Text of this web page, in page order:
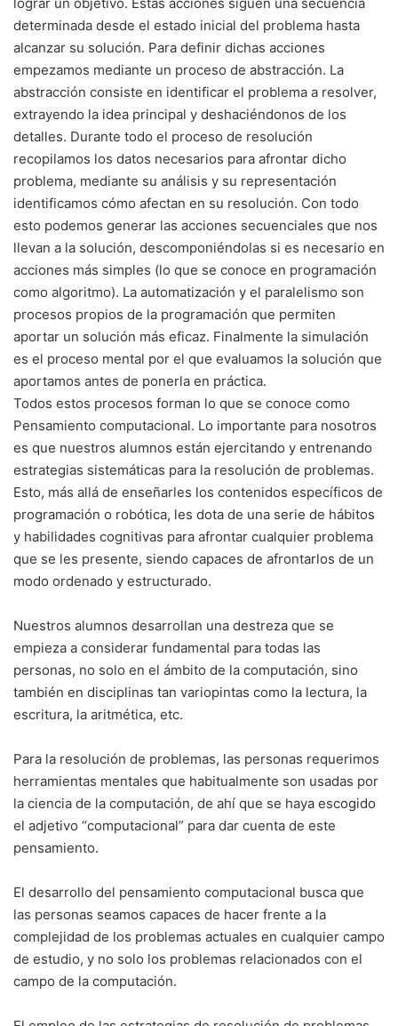
determinada desde el estado inicial del problema hasta
alcanzar su solución. Para definir dichas acciones
empezamos mediante un proceso de abstracción. La
abstracción consiste en identificar el problema a resolver,
extrayendo la idea principal y deshaciéndonos de los
detalles. Durante todo el proceso de resolución
recopilamos los datos necesarios para afrontar dicho
problema, mediante su análisis y su representación
identificamos cómo afectan en su resolución. Con todo
esto podemos generar las acciones secuenciales que nos
llevan a la solución, descomponiéndolas si es necesario en
acciones más simples (lo que se conoce en programación
como algoritmo). La automatización y el paralelismo son
procesos propios de la programación que permiten
aportar un solución más eficaz. Finalmente la simulación
es el proceso mental por el que evaluamos la solución que
aportamos antes de ponerla en práctica.
Todos estos procesos forman lo que se conoce como
Pensamiento computacional. Lo importante para nosotros
es que nuestros alumnos están ejercitando y entrenando
estrategias sistemáticas para la resolución de problemas.
Esto, más allá de enseñarles los contenidos específicos de
programación o robótica, les dota de una serie de hábitos
y habilidades cognitivas para afrontar cualquier problema
que se les presente, siendo capaces de afrontarlos de un
modo ordenado y estructurado.
Nuestros alumnos desarrollan una destreza que se
empieza a considerar fundamental para todas las
personas, no solo en el ámbito de la computación, sino
también en disciplinas tan variopintas como la lectura, la
escritura, la aritmética, etc.
Para la resolución de problemas, las personas requerimos
herramientas mentales que habitualmente son usadas por
la ciencia de la computación, de ahí que se haya escogido
el adjetivo “computacional” para dar cuenta de este
pensamiento.
El desarrollo del pensamiento computacional busca que
las personas seamos capaces de hacer frente a la
complejidad de los problemas actuales en cualquier campo
de estudio, y no solo los problemas relacionados con el
campo de la computación.